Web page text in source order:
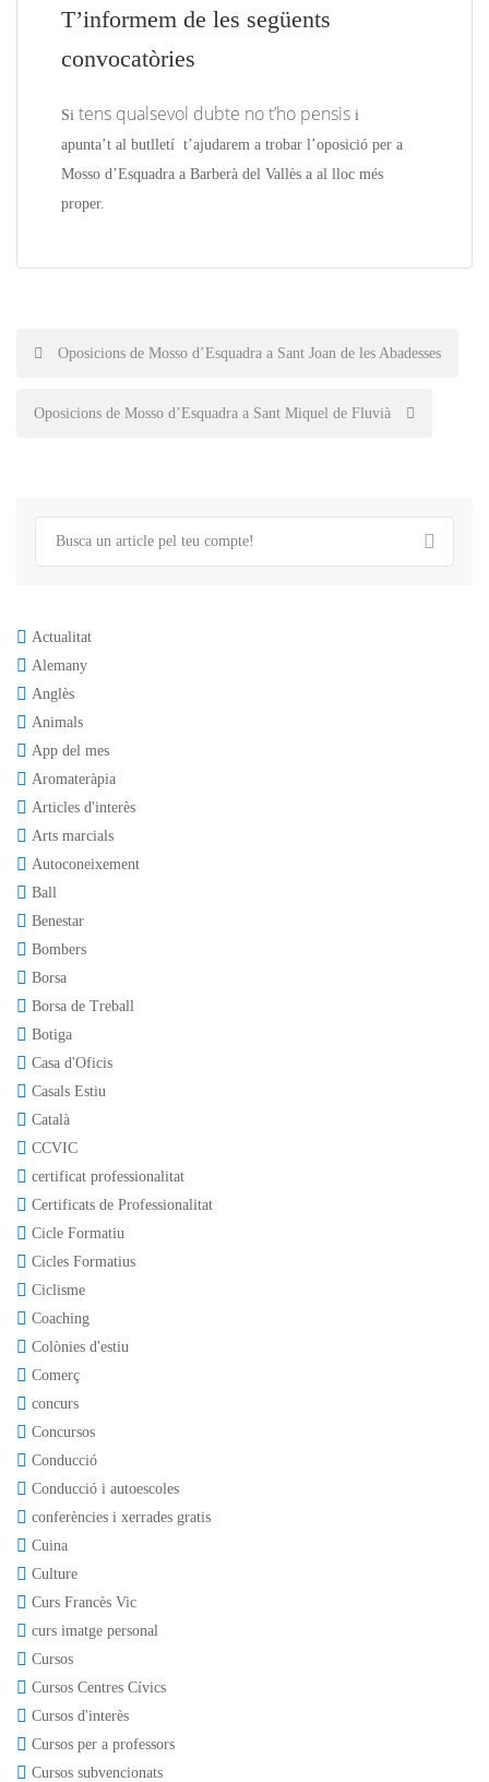
T’informem de les següents
convocatòries
Si tens qualsevol dubte no t’ho pensis i
apunta’t al butlletí t’ajudarem a trobar l’oposició per a
Mosso d’Esquadra a Barberà del Vallès a al lloc més
proper.
Post
navigation
Oposicions de Mosso d’Esquadra a Sant Joan de les Abadesses
Oposicions de Mosso d’Esquadra a Sant Miquel de Fluvià
Actualitat
Alemany
Anglès
Animals
App del mes
Aromateràpia
Articles d'interès
Arts marcials
Autoconeixement
Ball
Benestar
Bombers
Borsa
Borsa de Treball
Botiga
Casa d'Oficis
Casals Estiu
Català
CCVIC
certificat professionalitat
Certificats de Professionalitat
Cicle Formatiu
Cicles Formatius
Ciclisme
Coaching
Colònies d'estiu
Comerç
concurs
Concursos
Conducció
Conducció i autoescoles
conferències i xerrades gratis
Cuina
Culture
Curs Francès Vic
curs imatge personal
Cursos
Cursos Centres Cívics
Cursos d'interès
Cursos per a professors
Cursos subvencionats